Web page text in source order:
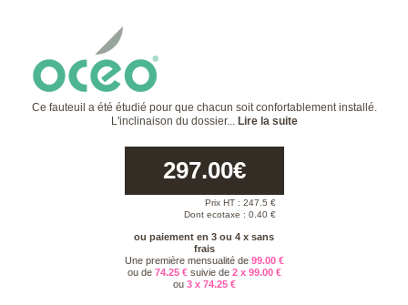
Ce fauteuil a été étudié pour que chacun soit confortablement installé.
L'inclinaison du dossier... Lire la suite
297.00€
Prix HT : 247.5 €
Dont ecotaxe : 0.40 €
ou paiement en 3 ou 4 x sans
frais
Une première mensualité de 99.00 €
ou de 74.25 €suivie de 2 x 99.00 €
ou 3 x 74.25 €